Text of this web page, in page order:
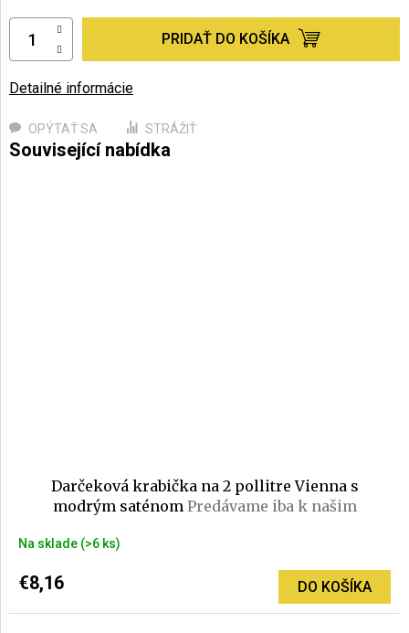
PRIDAŤ DO KOŠÍKA
Detailné informácie
OPÝTAŤ SA STRÁŽIŤ
Darčeková krabička na 2 pollitre Vienna s
modrým saténom Predávame iba k našim
Na sklade (>6 ks)
€8,16 DO KOŠÍKA